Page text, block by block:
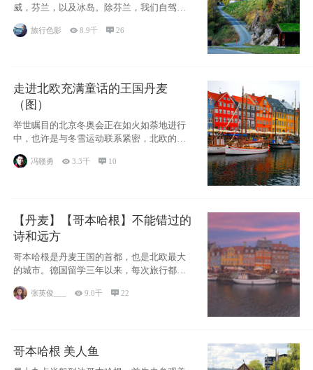
威，芬兰，以及冰岛。除芬兰，我们自驾游
旅行色影 8.9千 26
走进北欧充满童话的王国丹麦
（图）
举世瞩目的北京冬奥会正在如火如荼地进行
中，也许是与冬雪运动联系紧密，北欧的一
些国家因
冯赣勇 3.3千  10
【丹麦】【哥本哈根】不能错过的
诗和远方
哥本哈根是丹麦王国的首都，也是北欧最大
的城市。德国留学三年以来，每次旅行都是
张英俊___ 9.0千 22
哥本哈根 美人鱼